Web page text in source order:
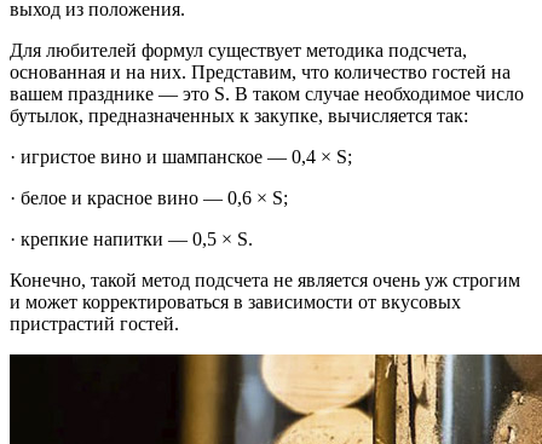
выход из положения.
Для любителей формул существует методика подсчета,
основанная и на них. Представим, что количество гостей на
вашем празднике — это S. В таком случае необходимое число
бутылок, предназначенных к закупке, вычисляется так:
· игристое вино и шампанское — 0,4 × S;
· белое и красное вино — 0,6 × S;
· крепкие напитки — 0,5 × S.
Конечно, такой метод подсчета не является очень уж строгим
и может корректироваться в зависимости от вкусовых
пристрастий гостей.